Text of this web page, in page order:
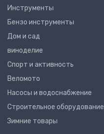
Инструменты
Бензо инструменты
Дом и сад
виноделие
Спорт и активность
Веломото
Насосы и водоснабжение
Строительное оборудование
Зимние товары